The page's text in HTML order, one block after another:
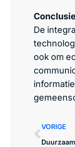
Conclusie
De
ook om
VORIGE